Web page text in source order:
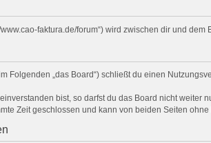
www.cao-faktura.de/forum“) wird zwischen dir und
Folgenden „das Board“) schließt du einen
bist, so darfst du das Board nicht
Zeit geschlossen und kann von beiden Seiten